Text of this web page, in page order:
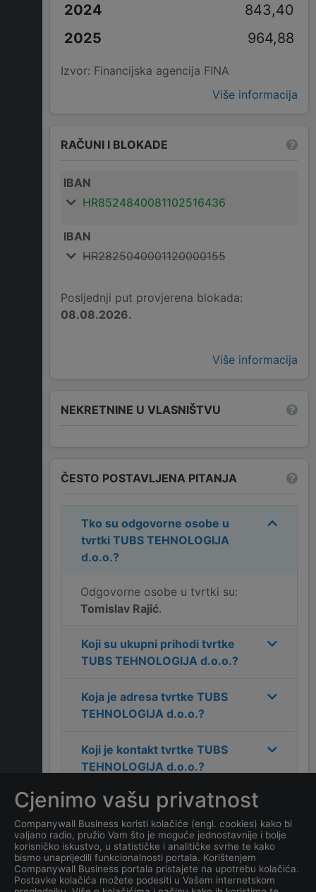
843,40
964,88
Izvor: Financijska agencija FINA
Više informacija
RAČUNI I BLOKADE
IBAN
HR8524840081102516436
IBAN
HR2825040001120000155
Posljednji put provjerena blokada:
08.08.2026.
Više informacija
NEKRETNINE U VLASNIŠTVU
ČESTO POSTAVLJENA PITANJA
Tko su odgovorne osobe u
tvrtki TUBS TEHNOLOGIJA
d.o.o.?
Odgovorne osobe u tvrtki su:
Tomislav Rajić.
Koji su ukupni prihodi tvrtke
TUBS TEHNOLOGIJA d.o.o.?
Koja je adresa tvrtke TUBS
TEHNOLOGIJA d.o.o.?
Koji je kontakt tvrtke TUBS
TEHNOLOGIJA d.o.o.?
Koliko ima zaposlenih
kompanijaTUBS
TEHNOLOGIJA d.o.o.?
Koji je datum osnivanja
Cjenimo vašu privatnost
Companywall Business koristi kolačiće (engl. cookies) kako bi
valjano radio, pružio Vam što je moguće jednostavnije i bolje
korisničko iskustvo, u statističke i analitičke svrhe te kako
bismo unaprijedili funkcionalnosti portala. Korištenjem
Companywall Business portala pristajete na upotrebu kolačića.
Postavke kolačića možete podesiti u Vašem internetskom